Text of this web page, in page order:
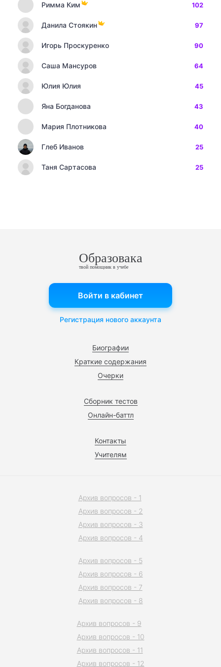
Римма Ким 102
Данила Стоякин 97
Игорь Проскуренко 90
Саша Мансуров 64
Юлия Юлия 45
Яна Богданова 43
Мария Плотникова 40
Глеб Иванов 25
Таня Сартасова 25
Образовака
твой помощник в учебе
Биографии
Краткие содержания
Очерки
Сборник тестов
Онлайн-баттл
Контакты
Учителям
Войти в кабинет
Регистрация нового аккаунта
Архив вопросов - 1
Архив вопросов - 2
Архив вопросов - 3
Архив вопросов - 4
Архив вопросов - 5
Архив вопросов - 6
Архив вопросов - 7
Архив вопросов - 8
Архив вопросов - 9
Архив вопросов - 10
Архив вопросов - 11
Архив вопросов - 12